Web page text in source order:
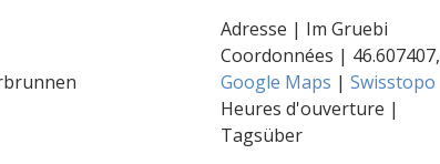
Adresse | Im Gruebi
Coordonnées | 46.607407,
Google Maps | Swisstopo
Heures d'ouverture |
Tagsüber